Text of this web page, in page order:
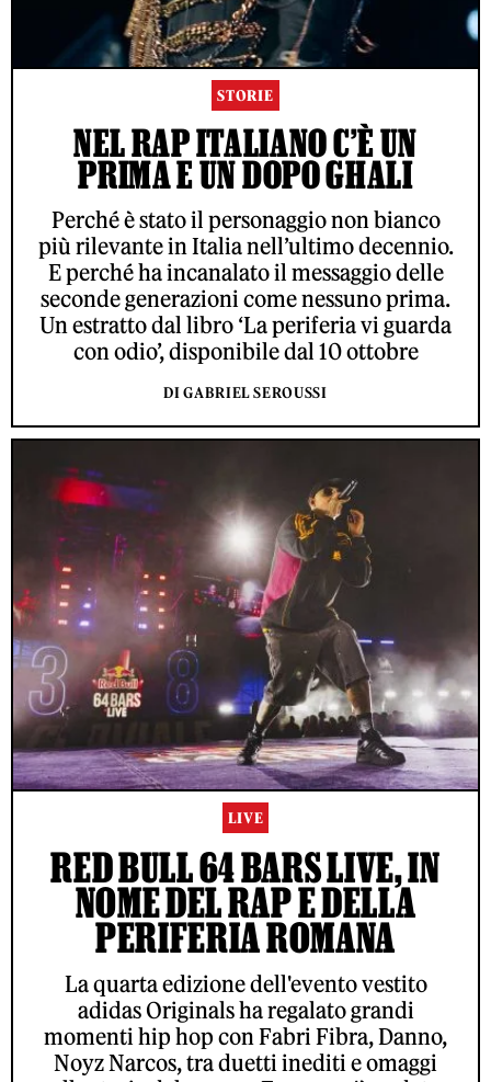
STORIE
NEL RAP ITALIANO C’È UN
PRIMA E UN DOPO GHALI
Perché è stato il personaggio non bianco
più rilevante in Italia nell’ultimo decennio.
E perché ha incanalato il messaggio delle
seconde generazioni come nessuno prima.
Un estratto dal libro ‘La periferia vi guarda
con odio’, disponibile dal 10 ottobre
DI GABRIEL SEROUSSI
LIVE
RED BULL 64 BARS LIVE, IN
NOME DEL RAP E DELLA
PERIFERIA ROMANA
La quarta edizione dell'evento vestito
adidas Originals ha regalato grandi
momenti hip hop con Fabri Fibra, Danno,
Noyz Narcos, tra duetti inediti e omaggi